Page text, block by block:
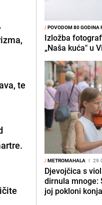
te
/POVODOM 80 GODINA
Izložba
„Naša kuća" u
/METROMAHALA I
Djevojčica s
dirnula mnoge:
joj pokloni konja